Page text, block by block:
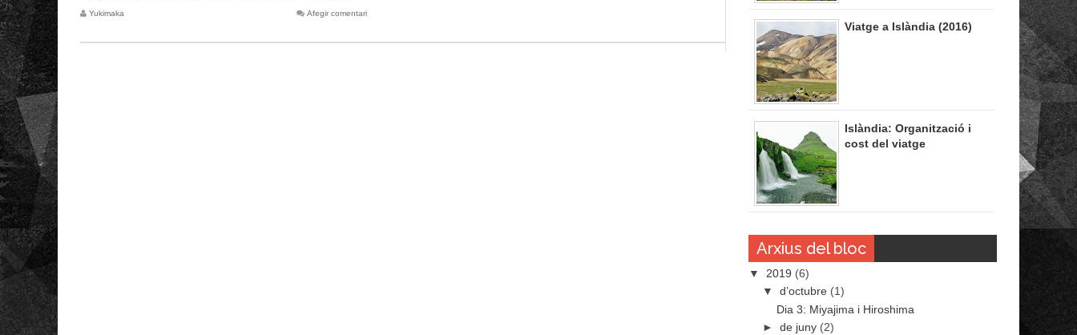
Yukimaka Afegir comentari
Viatge a Islàndia (2016)
Islàndia: Organització i
cost del viatge
Arxius del bloc
▼ 2019 (6)
▼ d’octubre (1)
Dia 3: Miyajima i Hiroshima
► de juny (2)